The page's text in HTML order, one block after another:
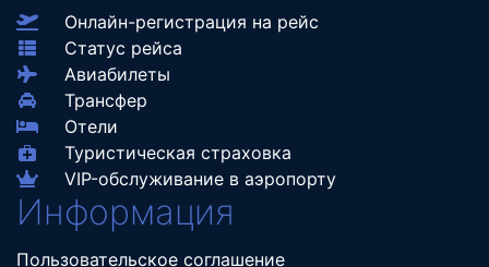
Онлайн-регистрация на рейс
Статус рейса
Авиабилеты
Трансфер
Отели
Туристическая страховка
VIP-обслуживание в аэропорту
Информация
Пользовательское соглашение